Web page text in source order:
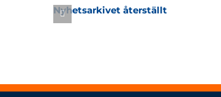
Nyhetsarkivet återställt